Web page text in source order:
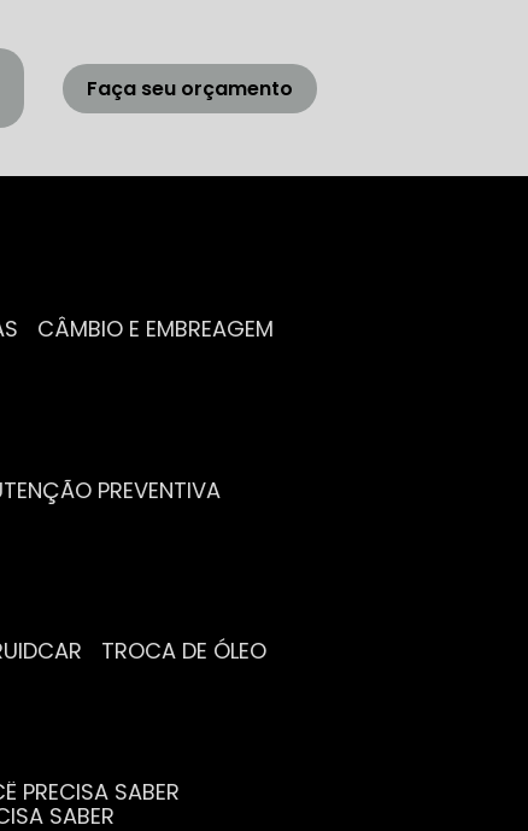
Faça seu orçamento
CÂMBIO E EMBREAGEM
PREVENTIVA
TROCA DE ÓLEO
PRECISA SABER
SABER